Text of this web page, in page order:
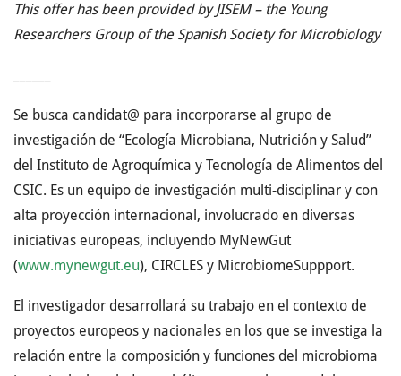
This offer has been provided by JISEM – the Young
Researchers Group of the Spanish Society for Microbiology
Se busca candidat@ para incorporarse al grupo de
investigación de “Ecología Microbiana, Nutrición y Salud”
del Instituto de Agroquímica y Tecnología de Alimentos del
CSIC. Es un equipo de investigación multi-disciplinar y con
alta proyección internacional, involucrado en diversas
iniciativas europeas, incluyendo MyNewGut
(www.mynewgut.eu), CIRCLES y MicrobiomeSuppport.
El investigador desarrollará su trabajo en el contexto de
proyectos europeos y nacionales en los que se investiga la
relación entre la composición y funciones del microbioma